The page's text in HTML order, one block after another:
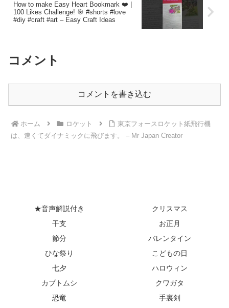
How to make Easy Heart Bookmark ❤️ |
100 Likes Challenge! 🎯 #shorts #love
#diy #craft #art – Easy Craft Ideas
コメント
コメントを書き込む
ホーム ロケット
東京フォースロケット紙飛行機
は、速くてダイナミックに飛びます。 – Mr Japan Creator
★音声解説付き
クリスマス
干支
お正月
節分
バレンタイン
ひな祭り
こどもの日
七夕
ハロウィン
カブトムシ
クワガタ
恐竜
手裏剣